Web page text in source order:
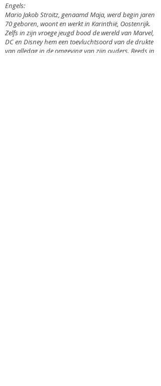
Engels:
Mario Jakob Stroitz, genaamd Maja, werd begin jaren
70 geboren, woont en werkt in Karinthië, Oostenrijk.
Zelfs in zijn vroege jeugd bood de wereld van Marvel,
DC en Disney hem een toevluchtsoord van de drukte
van alledag in de omgeving van zijn ouders. Reeds in